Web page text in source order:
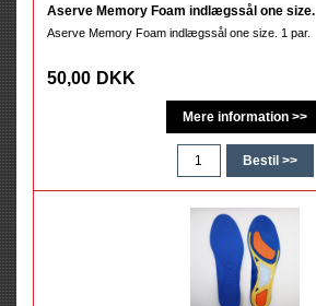
Aserve Memory Foam indlægssål one size.
Aserve Memory Foam indlægssål one size. 1 par.
50,00 DKK